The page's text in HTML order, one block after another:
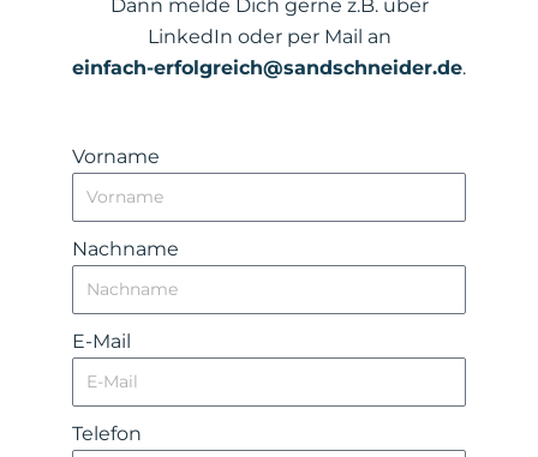
Dann melde Dich gerne z.B. über
LinkedIn oder per Mail an
einfach-erfolgreich@sandschneider.de.
Vorname
Nachname
E-Mail
Telefon